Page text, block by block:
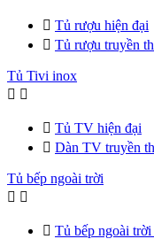
 Tủ rượu hiện đại
 Tủ rượu truyền
Tủ Tivi inox
 
 Tủ TV hiện đại
 Dàn TV truyền
Tủ bếp ngoài trời
 
 Tủ bếp ngoài trời